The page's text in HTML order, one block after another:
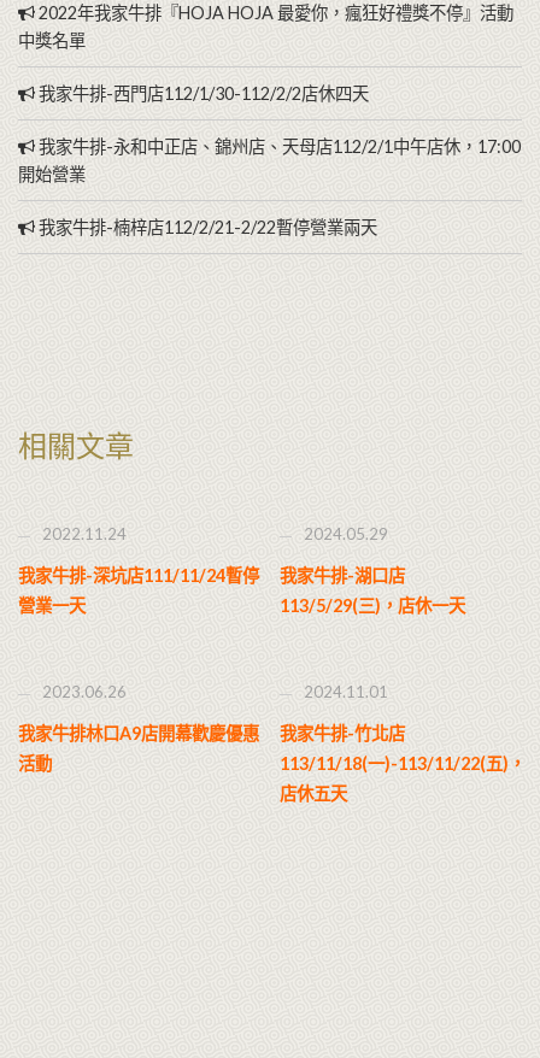
2022年我家牛排『HOJA HOJA 最愛你，瘋狂好禮獎不停』活動
中獎名單
我家牛排-西門店112/1/30-112/2/2店休四天
我家牛排-永和中正店、錦州店、天母店112/2/1中午店休，17:00
開始營業
我家牛排-楠梓店112/2/21-2/22暫停營業兩天
相關文章
2022.11.24
我家牛排-深坑店111/11/24暫停
營業一天
2024.05.29
我家牛排-湖口店
113/5/29(三)，店休一天
2023.06.26
我家牛排林口A9店開幕歡慶優惠
活動
2024.11.01
我家牛排-竹北店
113/11/18(一)-113/11/22(五)，
店休五天